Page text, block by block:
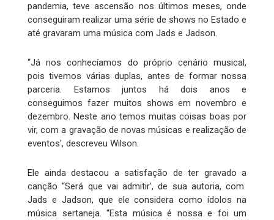
pandemia, teve ascensão nos últimos meses, onde
conseguiram realizar uma série de shows no Estado e
até gravaram uma música com Jads e Jadson.
“Já nos conhecíamos do próprio cenário musical,
pois tivemos várias duplas, antes de formar nossa
parceria. Estamos juntos há dois anos e
conseguimos fazer muitos shows em novembro e
dezembro. Neste ano temos muitas coisas boas por
vir, com a gravação de novas músicas e realização de
eventos', descreveu Wilson.
Ele ainda destacou a satisfação de ter gravado a
canção “Será que vai admitir', de sua autoria, com
Jads e Jadson, que ele considera como ídolos na
música sertaneja. “Esta música é nossa e foi um